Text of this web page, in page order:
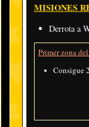
MISIONES
Derrota a
Primer zona
Consigue